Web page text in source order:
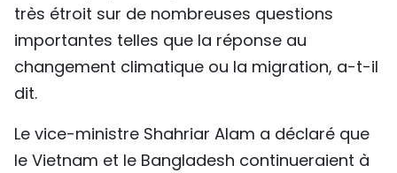
très étroit sur de nombreuses questions
importantes telles que la réponse au
changement climatique ou la migration, a-t-il
dit.
Le vice-ministre Shahriar Alam a déclaré que
le Vietnam et le Bangladesh continueraient à